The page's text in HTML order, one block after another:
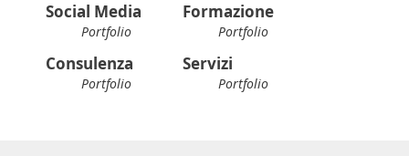
Social Media
Portfolio
Formazione
Portfolio
Consulenza
Portfolio
Servizi
Portfolio